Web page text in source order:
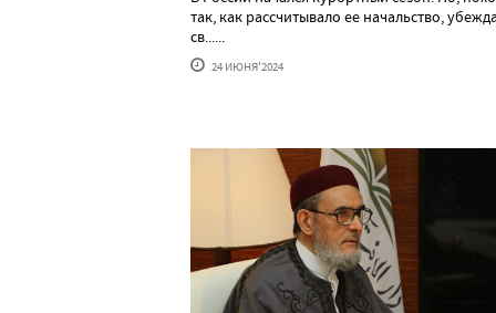
так, как рассчитывало ее начальство,
св......
24 ИЮНЯ'2024